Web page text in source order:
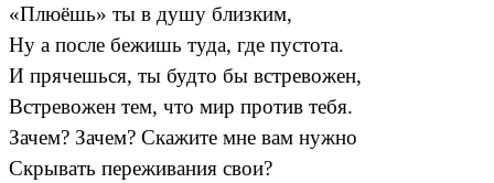
«Плюёшь» ты в душу близким,
Ну а после бежишь туда, где пустота.
И прячешься, ты будто бы встревожен,
Встревожен тем, что мир против тебя.
Зачем? Зачем? Скажите мне вам нужно
Скрывать переживания свои?